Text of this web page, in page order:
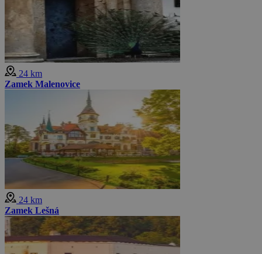
24 km
Zamek Malenovice
24 km
Zamek Lešná